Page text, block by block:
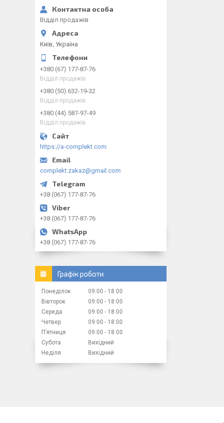
Відділ продажів
Київ, Україна
+380 (67) 177-87-76
Відділ продажів
+380 (50) 632-19-32
Відділ продажів
+380 (44) 587-97-49
Відділ продажів
https://a-complekt.com
complekt.zakaz@gmail.com
+38 (067) 177-87-76
+38 (067) 177-87-76
+38 (067) 177-87-76
Графік роботи
Понеділок 09:00
18:00
Вівторок
09:00
18:00
Середа
09:00
18:00
Четвер
09:00
18:00
Пʼятниця
09:00
18:00
Субота
Вихідний
Неділя
Вихідний